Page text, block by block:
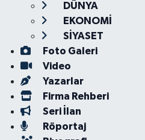
DÜNYA
EKONOMİ
SİYASET
Foto Galeri
Video
Yazarlar
Firma Rehberi
Seri İlan
Röportaj